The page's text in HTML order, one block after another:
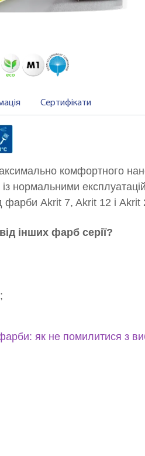
Сертифікати
комфортного
нормальними
фарби Akrit 7, Akrit 12 і
інших фарб серії?
як не помилитися з